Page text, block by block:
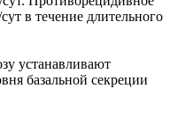
в течение длительного
устанавливают
базальной секреции